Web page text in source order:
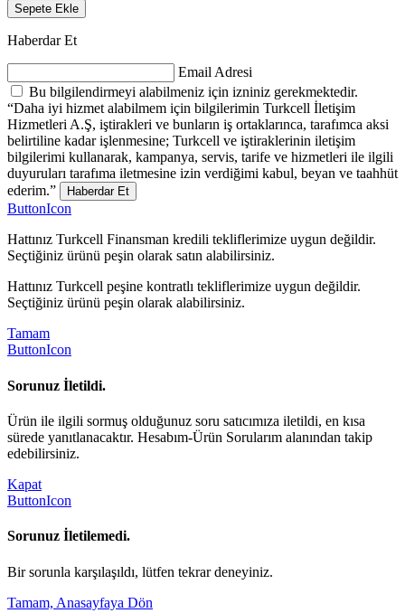
Sepete Ekle
Haberdar Et
Email Adresi
Bu bilgilendirmeyi alabilmeniz için izniniz gerekmektedir.
“Daha iyi hizmet alabilmem için bilgilerimin Turkcell İletişim
Hizmetleri A.Ş, iştirakleri ve bunların iş ortaklarınca, tarafımca aksi
belirtiline kadar işlenmesine; Turkcell ve iştiraklerinin iletişim
bilgilerimi kullanarak, kampanya, servis, tarife ve hizmetleri ile ilgili
duyuruları tarafıma iletmesine izin verdiğimi kabul, beyan ve taahhüt
ederim.”
Haberdar Et
ButtonIcon
Hattınız Turkcell Finansman kredili tekliflerimize uygun değildir.
Seçtiğiniz ürünü peşin olarak satın alabilirsiniz.
Hattınız Turkcell peşine kontratlı tekliflerimize uygun değildir.
Seçtiğiniz ürünü peşin olarak alabilirsiniz.
Tamam
ButtonIcon
Sorunuz İletildi.
Ürün ile ilgili sormuş olduğunuz soru satıcımıza iletildi, en kısa
sürede yanıtlanacaktır. Hesabım-Ürün Sorularım alanından takip
edebilirsiniz.
Kapat
ButtonIcon
Sorunuz İletilemedi.
Bir sorunla karşılaşıldı, lütfen tekrar deneyiniz.
Tamam, Anasayfaya Dön